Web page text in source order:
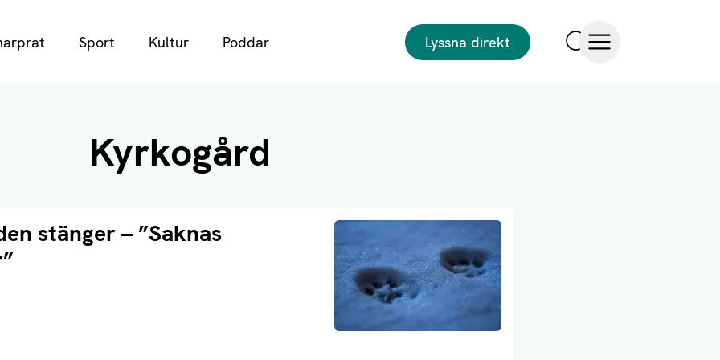
Sport Kultur Poddar
Lyssna direkt
Kyrkogård
stänger – ”Saknas